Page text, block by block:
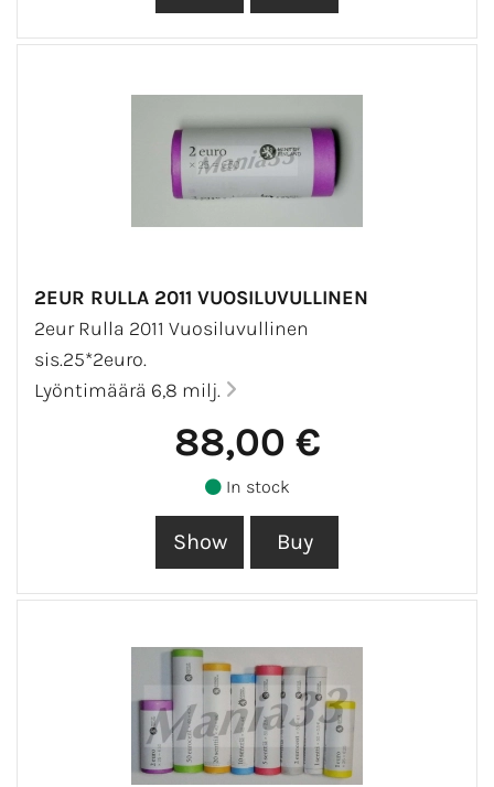
2EUR RULLA 2011 VUOSILUVULLINEN
2eur Rulla 2011 Vuosiluvullinen
sis.25*2euro.
Lyöntimäärä 6,8 milj.
88,00 €
In stock